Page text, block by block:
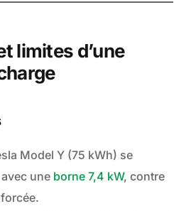
limites d’une
Model Y (75 kWh) se
une borne 7,4 kW, contre